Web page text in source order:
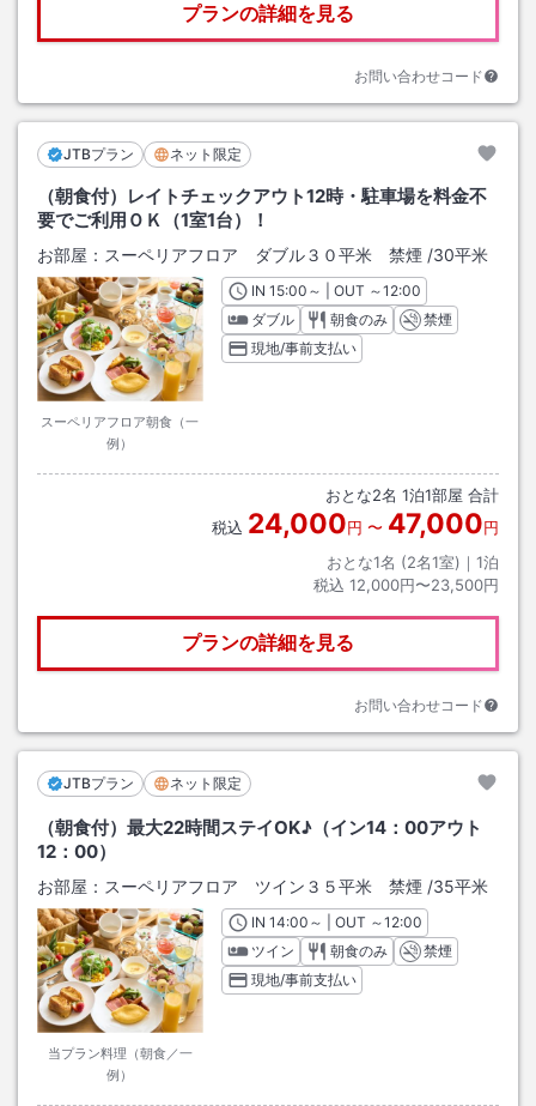
プランの詳細を見る
お問い合わせコード
JTBプラン ネット限定
（朝食付）レイトチェックアウト12時・駐車場を料金不
要でご利用ＯＫ（1室1台）！
お部屋： スーペリアフロア ダブル３０平米 禁煙 /30平米
スーペリアフロア朝食（一
例）
INチェックイン
15:00 ～ | OUT チェックアウト
～12:00
ダブル
朝食のみ
禁煙
現地/事前支払い
おとな2名 1泊1部屋 合計
税込 24,000円 〜 47,000円
おとな1名 (2名1室)｜ 1泊
税込 12,000円〜23,500円
プランの詳細を見る
お問い合わせコード
JTBプラン ネット限定
（朝食付）最大22時間ステイOK♪（イン14：00アウト
12：00）
お部屋： スーペリアフロア ツイン３５平米 禁煙 /35平米
当プラン料理（朝食／一
例）
INチェックイン
14:00 ～ | OUT チェックアウト
～12:00
ツイン
朝食のみ
禁煙
現地/事前支払い